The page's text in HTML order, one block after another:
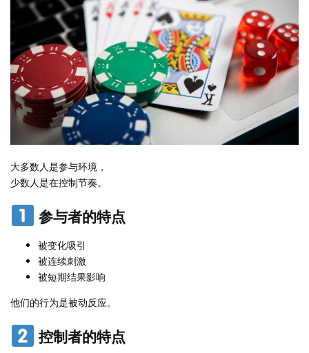
大多数人是参与环境，
少数人是在控制节奏。
参与者的特点
被变化吸引
被连续刺激
被短期结果影响
他们的行为是被动反应。
控制者的特点